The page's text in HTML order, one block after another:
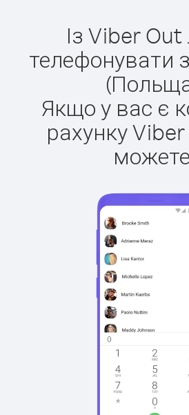
Із Viber Out
телефонувати
Якщо у вас є
рахунку